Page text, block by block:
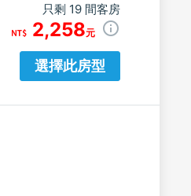
只剩 19 間客房
2,258元
選擇此房型